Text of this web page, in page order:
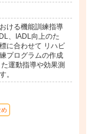
ける機能訓練指導
、IADL向上のた
に合わせて リハビ
プログラムの作成
運動指導や効果測
。
め